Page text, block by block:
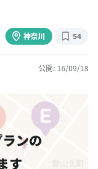
神奈川 54
公開: 16/09/18